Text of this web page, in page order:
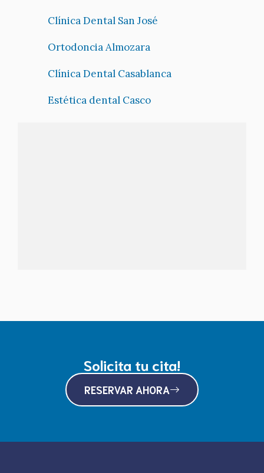
Clínica Dental San José
Ortodoncia Almozara
Clínica Dental Casablanca
Estética dental Casco
Solicita tu cita!
RESERVAR AHORA